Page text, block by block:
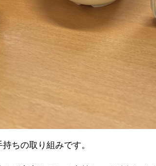
ちの取り組みです。